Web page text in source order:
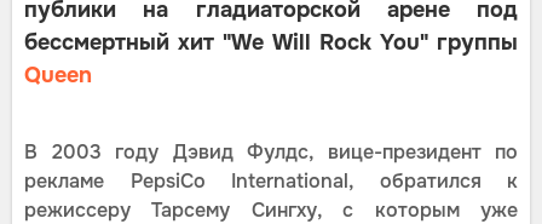
публики на гладиаторской арене под
бессмертный хит "We Will Rock You" группы
Queen
В 2003 году Дэвид Фулдс, вице-президент по
рекламе PepsiCo International, обратился к
режиссеру Тарсему Сингху, с которым уже